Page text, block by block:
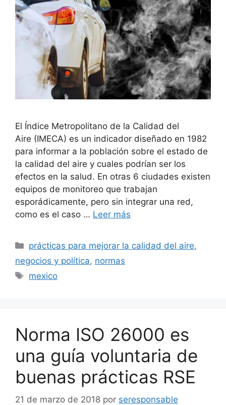
El Índice Metropolitano de la Calidad del
Aire (IMECA) es un indicador diseñado en 1982
para informar a la población sobre el estado de
la calidad del aire y cuales podrían ser los
efectos en la salud. En otras 6 ciudades existen
equipos de monitoreo que trabajan
esporádicamente, pero sin integrar una red,
como es el caso … Leer más
Categorías
prácticas para mejorar la calidad del aire,
negocios y política, normas
Etiquetas
mexico
Norma ISO 26000 es
una guía voluntaria de
buenas prácticas RSE
21 de marzo de 2018 por seresponsable